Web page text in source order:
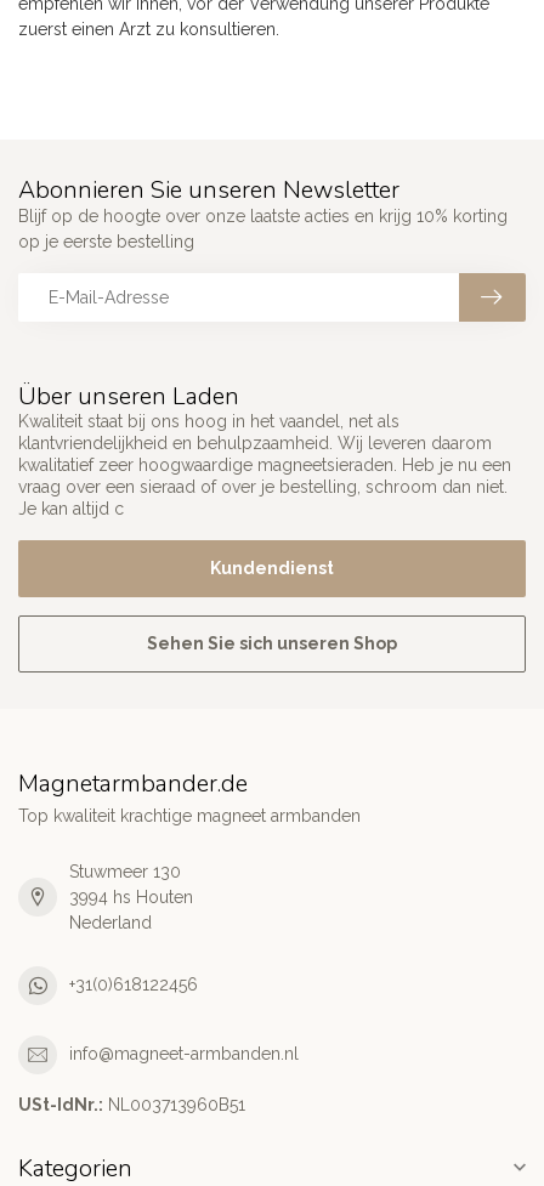
zuerst einen Arzt zu konsultieren.
Über unseren Laden
Kwaliteit staat bij ons hoog in het vaandel, net als
klantvriendelijkheid en behulpzaamheid. Wij leveren daarom
kwalitatief zeer hoogwaardige magneetsieraden. Heb je nu een
vraag over een sieraad of over je bestelling, schroom dan niet.
Je kan altijd c
Kundendienst
Sehen Sie sich unseren Shop
Abonnieren Sie unseren Newsletter
Blijf op de hoogte over onze laatste acties en krijg 10% korting
op je eerste bestelling
Magnetarmbander.de
Top kwaliteit krachtige magneet armbanden
Stuwmeer 130
3994 hs Houten
Nederland
+31(0)618122456
info@magneet-armbanden.nl
USt-IdNr.: NL003713960B51
Kategorien